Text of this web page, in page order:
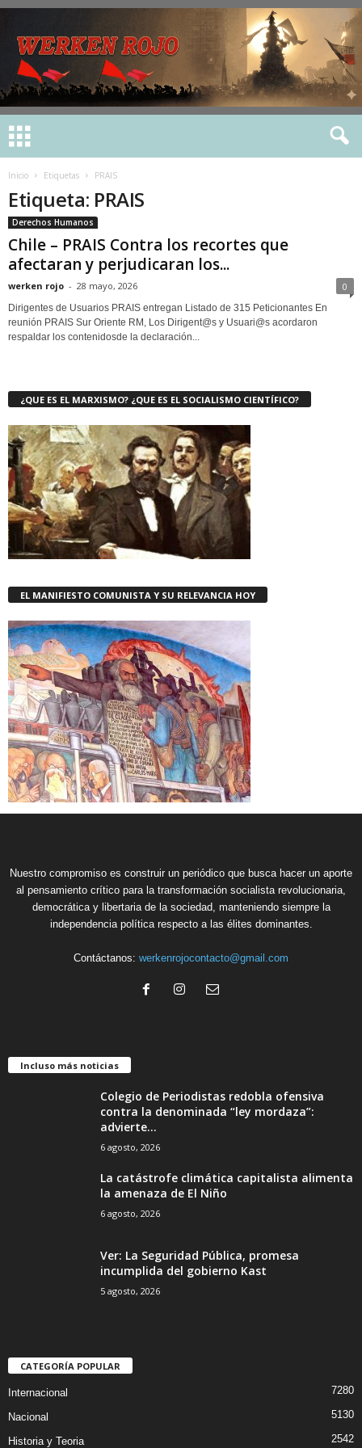
Inicio Etiquetas PRAIS
Etiqueta: PRAIS
Derechos Humanos
Chile – PRAIS Contra los recortes que
afectaran y perjudicaran los...
werken rojo - 28 mayo, 2026 0
Dirigentes de Usuarios PRAIS entregan Listado de 315 Peticionantes En
reunión PRAIS Sur Oriente RM, Los Dirigent@s y Usuari@s acordaron
respaldar los contenidosde la declaración...
¿QUE ES EL MARXISMO? ¿QUE ES EL SOCIALISMO CIENTÍFICO?
EL MANIFIESTO COMUNISTA Y SU RELEVANCIA HOY
Nuestro compromiso es construir un periódico que busca hacer un aporte
al pensamiento crítico para la transformación socialista revolucionaria,
democrática y libertaria de la sociedad, manteniendo siempre la
independencia política respecto a las élites dominantes.
Contáctanos: werkenrojocontacto@gmail.com
Incluso más noticias
Colegio de Periodistas redobla ofensiva
contra la denominada “ley mordaza”:
advierte...
6 agosto, 2026
La catástrofe climática capitalista alimenta
la amenaza de El Niño
6 agosto, 2026
Ver: La Seguridad Pública, promesa
incumplida del gobierno Kast
5 agosto, 2026
CATEGORÍA POPULAR
Internacional 7280
Nacional 5130
Historia y Teoria 2542